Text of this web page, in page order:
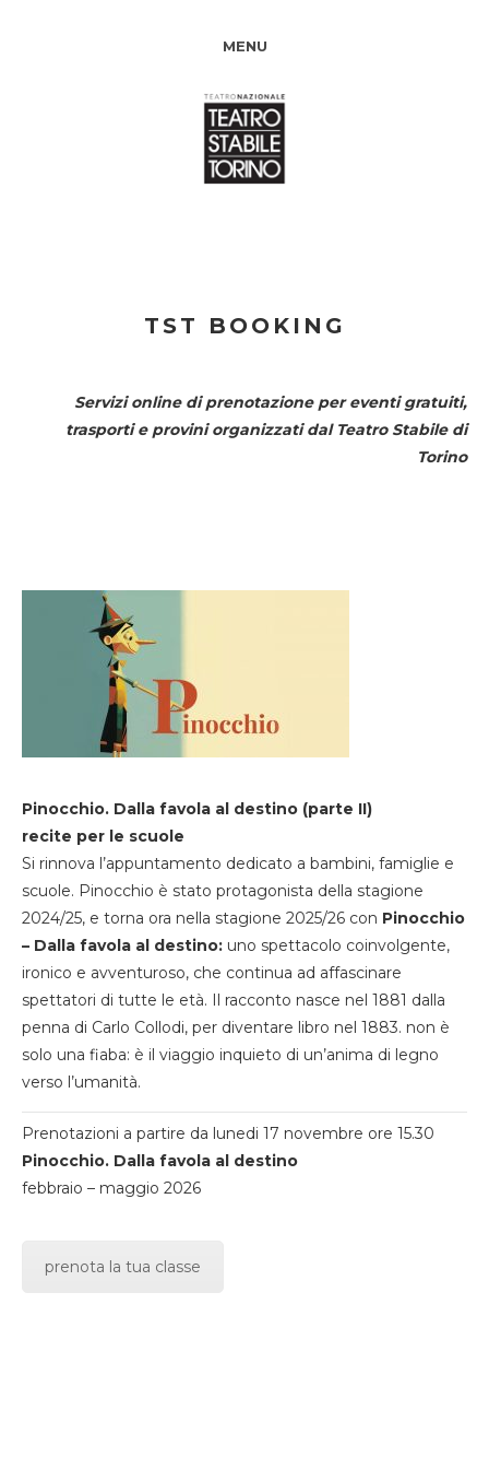
MENU
TST BOOKING
Servizi online di prenotazione per eventi gratuiti,
trasporti e provini organizzati dal Teatro Stabile di
Torino
Pinocchio. Dalla favola al destino (parte II)
recite per le scuole
Si rinnova l’appuntamento dedicato a bambini, famiglie e
scuole. Pinocchio è stato protagonista della stagione
2024/25, e torna ora nella stagione 2025/26 con Pinocchio
– Dalla favola al destino: uno spettacolo coinvolgente,
ironico e avventuroso, che continua ad affascinare
spettatori di tutte le età. Il racconto nasce nel 1881 dalla
penna di Carlo Collodi, per diventare libro nel 1883. non è
solo una fiaba: è il viaggio inquieto di un’anima di legno
verso l’umanità.
Prenotazioni a partire da lunedi 17 novembre ore 15.30
Pinocchio. Dalla favola al destino
febbraio – maggio 2026
prenota la tua classe